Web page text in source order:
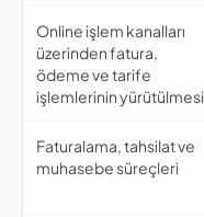
Online işlem kanalları
üzerinden fatura,
ödeme ve tarife
işlemlerinin yürütülmesi
Faturalama, tahsilat ve
muhasebe süreçleri